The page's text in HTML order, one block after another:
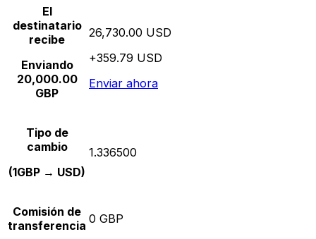
El
destinatario
recibe
Enviando
20,000.00
GBP
26,730.00 USD
+359.79 USD
Enviar ahora
Tipo de
cambio
(1GBP → USD)
1.336500
Comisión de
transferencia 0 GBP